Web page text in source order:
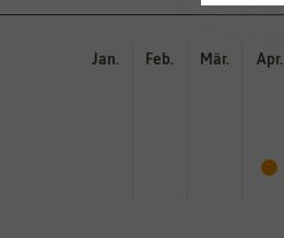
Jan. Feb. Mär. Apr.